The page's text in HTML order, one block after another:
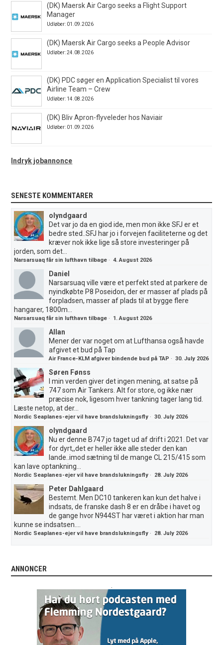
(DK) Maersk Air Cargo seeks a Flight Support
Manager
Udløber: 01.09.2026
(DK) Maersk Air Cargo seeks a People Advisor
Udløber: 24.08.2026
(DK) PDC søger en Application Specialist til vores
Airline Team – Crew
Udløber: 14.08.2026
(DK) Bliv Apron-flyveleder hos Naviair
Udløber: 01.09.2026
Indryk jobannonce
SENESTE KOMMENTARER
olyndgaard
Det var jo da en giod ide, men mon ikke SFJ er et
bedre sted..SFJ har jo i forvejen faciliteterne og det
kræver nok ikke lige så store investeringer på
jorden, som det...
Narsarsuaq får sin lufthavn tilbage ·4. August 2026
Daniel
Narsarsuaq ville være et perfekt sted at parkere de
nyindkøbte P8 Poseidon, der er masser af plads på
forpladsen, masser af plads til at bygge flere
hangarer, 1800m...
Narsarsuaq får sin lufthavn tilbage · 1. August 2026
Allan
Mener der var noget om at Lufthansa også havde
afgivet et bud på Tap
Air France-KLM afgiver bindende bud på TAP ·30. July 2026
Søren Fønss
I min verden giver det ingen mening, at satse på
747 som Air Tankers. Alt for store, og ikke nær
præcise nok, ligesom hver tankning tager lang tid.
Læste netop, at der...
Nordic Seaplanes-ejer vil have brandslukningsfly ·30. July 2026
olyndgaard
Nu er denne B747 jo taget ud af drift i 2021. Det var
for dyrt,,det er heller ikke alle steder den kan
lande..imod sætning til de mange CL 215/415 som
kan lave optankning...
Nordic Seaplanes-ejer vil have brandslukningsfly · 28. July 2026
Peter Dahlgaard
Bestemt. Men DC10 tankeren kan kun det halve i
indsats, de franske dash 8 er en dråbe i havet og
de gange hvor N944ST har været i aktion har man
kunne se indsatsen....
Nordic Seaplanes-ejer vil have brandslukningsfly · 28. July 2026
ANNONCER